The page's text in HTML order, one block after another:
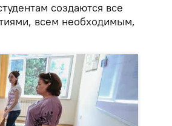
создаются все
всем необходимым,